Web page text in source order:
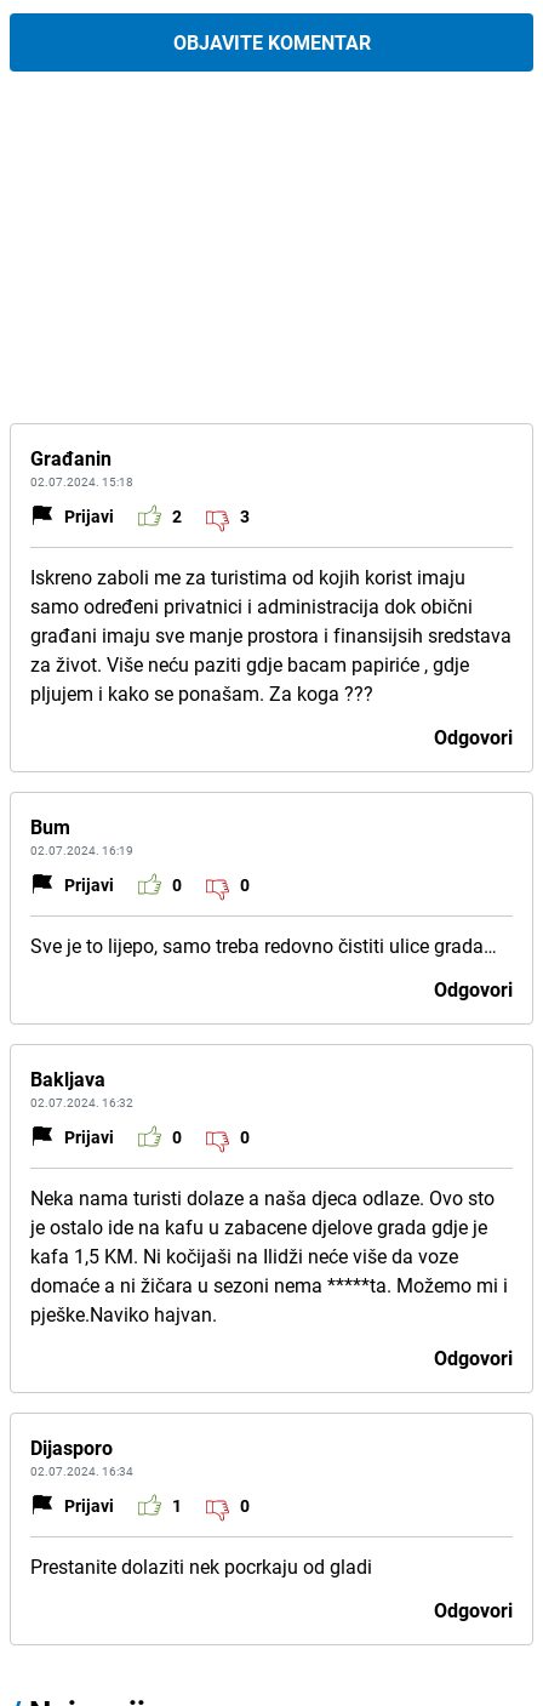
OBJAVITE KOMENTAR
Građanin
02.07.2024. 15:18
Prijavi 2 3
Iskreno zaboli me za turistima od kojih korist imaju
samo određeni privatnici i administracija dok obični
građani imaju sve manje prostora i finansijsih sredstava
za život. Više neću paziti gdje bacam papiriće , gdje
pljujem i kako se ponašam. Za koga ???
Odgovori
Bum
02.07.2024. 16:19
Prijavi 0 0
Sve je to lijepo, samo treba redovno čistiti ulice grada…
Odgovori
Bakljava
02.07.2024. 16:32
Prijavi 0 0
Neka nama turisti dolaze a naša djeca odlaze. Ovo sto
je ostalo ide na kafu u zabacene djelove grada gdje je
kafa 1,5 KM. Ni kočijaši na Ilidži neće više da voze
domaće a ni žičara u sezoni nema *****ta. Možemo mi i
pješke.Naviko hajvan.
Odgovori
Dijasporo
02.07.2024. 16:34
Prijavi 1 0
Prestanite dolaziti nek pocrkaju od gladi
Odgovori